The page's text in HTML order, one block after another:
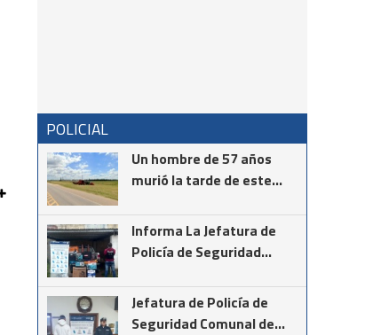
POLICIAL
Un hombre de 57 años
murió la tarde de este
la instalación de cámaras
de seguridad en el cruce
de las rutas provinciales
67 y 85
Informa La Jefatura de
Policía de Seguridad
Suárez
Jefatura de Policía de
Seguridad Comunal de